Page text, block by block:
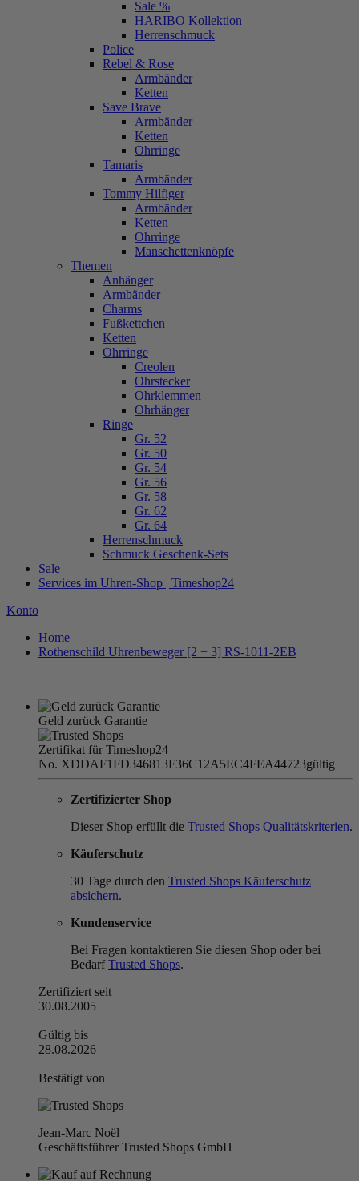
Sale %
HARIBO Kollektion
Herrenschmuck
Police
Rebel & Rose
Armbänder
Ketten
Save Brave
Armbänder
Ketten
Ohrringe
Tamaris
Armbänder
Tommy Hilfiger
Armbänder
Ketten
Ohrringe
Manschettenknöpfe
Themen
Anhänger
Armbänder
Charms
Fußkettchen
Ketten
Ohrringe
Creolen
Ohrstecker
Ohrklemmen
Ohrhänger
Ringe
Gr. 52
Gr. 50
Gr. 54
Gr. 56
Gr. 58
Gr. 62
Gr. 64
Herrenschmuck
Schmuck Geschenk-Sets
Sale
Services im Uhren-Shop | Timeshop24
Konto
Home
Rothenschild Uhrenbeweger [2 + 3] RS-1011-2EB
Geld zurück Garantie
Zertifikat für Timeshop24
No. XDDAF1FD346813F36C12A5EC4FEA44723gültig
Zertifizierter Shop
Dieser Shop erfüllt die Trusted Shops Qualitätskriterien.
Käuferschutz
30 Tage durch den Trusted Shops Käuferschutz
absichern.
Kundenservice
Bei Fragen kontaktieren Sie diesen Shop oder bei
BedarfTrusted Shops.
Zertifiziert seit
30.08.2005
Gültig bis
28.08.2026
Bestätigt von
Jean-Marc Noël
Geschäftsführer Trusted Shops GmbH